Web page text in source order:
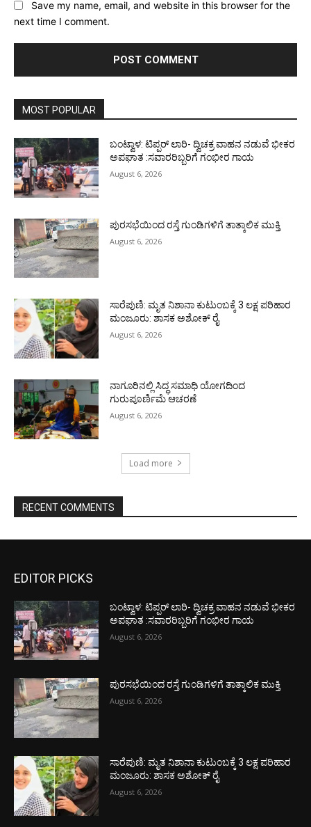
Save my name, email, and website in this browser for the
next time I comment.
MOST POPULAR
ಬಂಟ್ವಾಳ: ಟಿಪ್ಪರ್ ಲಾರಿ- ದ್ವಿಚಕ್ರ ವಾಹನ ನಡುವೆ ಭೀಕರ
ಅಪಘಾತ :ಸವಾರರಿಬ್ಬರಿಗೆ ಗಂಭೀರ ಗಾಯ
August 6, 2026
ಪುರಸಭೆಯಿಂದ ರಸ್ತೆ ಗುಂಡಿಗಳಿಗೆ ತಾತ್ಕಾಲಿಕ ಮುಕ್ತಿ
August 6, 2026
ಸಾರೆಪುಣಿ: ಮೃತ ನಿಶಾನಾ ಕುಟುಂಬಕ್ಕೆ 3 ಲಕ್ಷ ಪರಿಹಾರ
ಮಂಜೂರು: ಶಾಸಕ ಅಶೋಕ್ ರೈ
August 6, 2026
ನಾಗೂರಿನಲ್ಲಿ ಸಿದ್ಧ ಸಮಾಧಿ ಯೋಗದಿಂದ
ಗುರುಪೂರ್ಣಿಮೆ ಆಚರಣೆ
August 6, 2026
Load more
RECENT COMMENTS
EDITOR PICKS
ಬಂಟ್ವಾಳ: ಟಿಪ್ಪರ್ ಲಾರಿ- ದ್ವಿಚಕ್ರ ವಾಹನ ನಡುವೆ ಭೀಕರ
ಅಪಘಾತ :ಸವಾರರಿಬ್ಬರಿಗೆ ಗಂಭೀರ ಗಾಯ
August 6, 2026
ಪುರಸಭೆಯಿಂದ ರಸ್ತೆ ಗುಂಡಿಗಳಿಗೆ ತಾತ್ಕಾಲಿಕ ಮುಕ್ತಿ
August 6, 2026
ಸಾರೆಪುಣಿ: ಮೃತ ನಿಶಾನಾ ಕುಟುಂಬಕ್ಕೆ 3 ಲಕ್ಷ ಪರಿಹಾರ
ಮಂಜೂರು: ಶಾಸಕ ಅಶೋಕ್ ರೈ
August 6, 2026